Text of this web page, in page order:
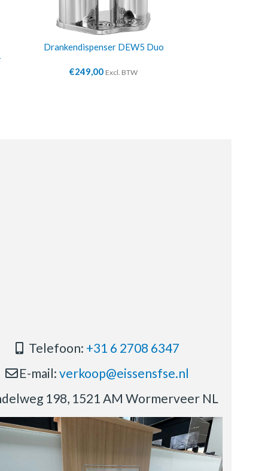
Drankendispenser DEW5 Duo
€249,00 Excl. BTW
Telefoon: +31 6 2708 6347
E-mail:verkoop@eissensfse.nl
198, 1521 AM Wormerveer NL